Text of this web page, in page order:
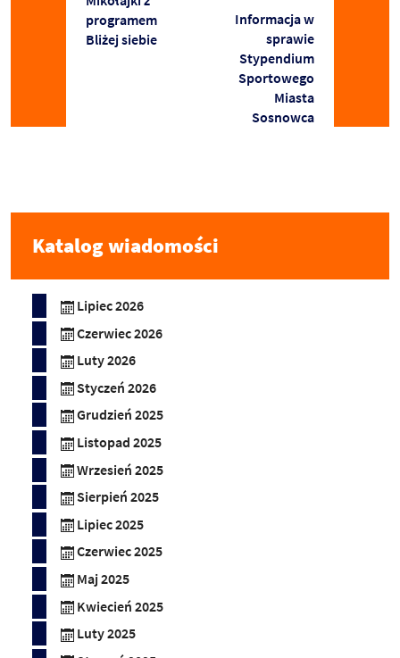
programem
Bliżej siebie
Informacja w
sprawie
Stypendium
Sportowego
Miasta
Sosnowca
Katalog wiadomości
Lipiec 2026
Czerwiec 2026
Luty 2026
Styczeń 2026
Grudzień 2025
Listopad 2025
Wrzesień 2025
Sierpień 2025
Lipiec 2025
Czerwiec 2025
Maj 2025
Kwiecień 2025
Luty 2025